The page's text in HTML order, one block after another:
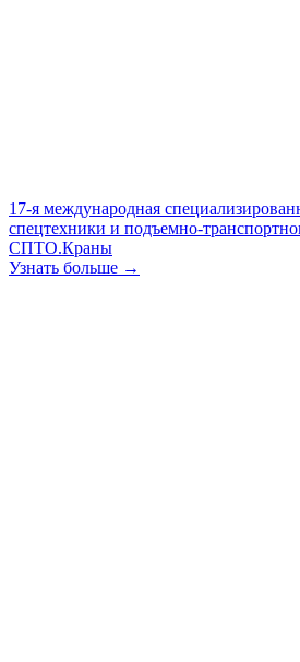
17-я международная
спецтехники и подъемно-
СПТО.Краны
Узнать больше →